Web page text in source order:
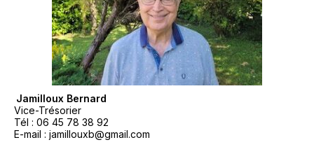
– Jamilloux Bernard
Vice-Trésorier
Tél : 06 45 78 38 92
E-mail : jamillouxb@gmail.com